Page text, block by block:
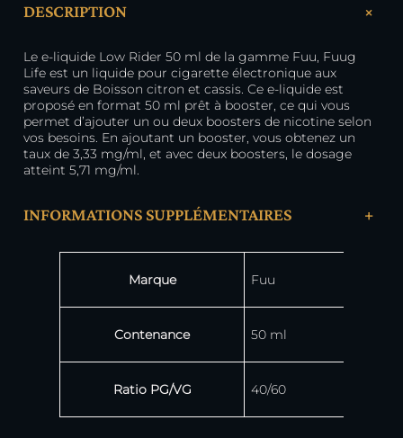
DESCRIPTION +
Le e-liquide Low Rider 50 ml de la gamme Fuu, Fuug
Life est un liquide pour cigarette électronique aux
saveurs de Boisson citron et cassis. Ce e-liquide est
proposé en format 50 ml prêt à booster, ce qui vous
permet d’ajouter un ou deux boosters de nicotine selon
vos besoins. En ajoutant un booster, vous obtenez un
taux de 3,33 mg/ml, et avec deux boosters, le dosage
atteint 5,71 mg/ml.
INFORMATIONS SUPPLÉMENTAIRES +
Marque
Fuu
Contenance 50 ml
Ratio PG/VG 40/60